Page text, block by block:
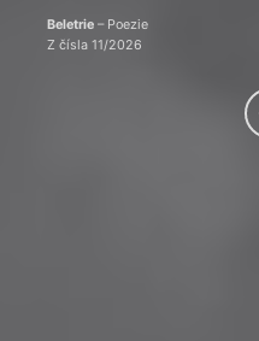
Beletrie– Poezie
Z čísla 11/2026